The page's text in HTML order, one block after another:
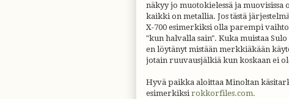
näkyy jo muotokielessä ja
kaikki on metallia. Jos tästä
X-700 esimerkiksi olla parempi
"kun halvalla sain". Kuka muistaa
en löytänyt mistään merkkiäkään
jotain ruuvausjälkiä kun koskaan ei
Hyvä paikka aloittaa Minoltan
esimerkiksirokkorfiles.com.